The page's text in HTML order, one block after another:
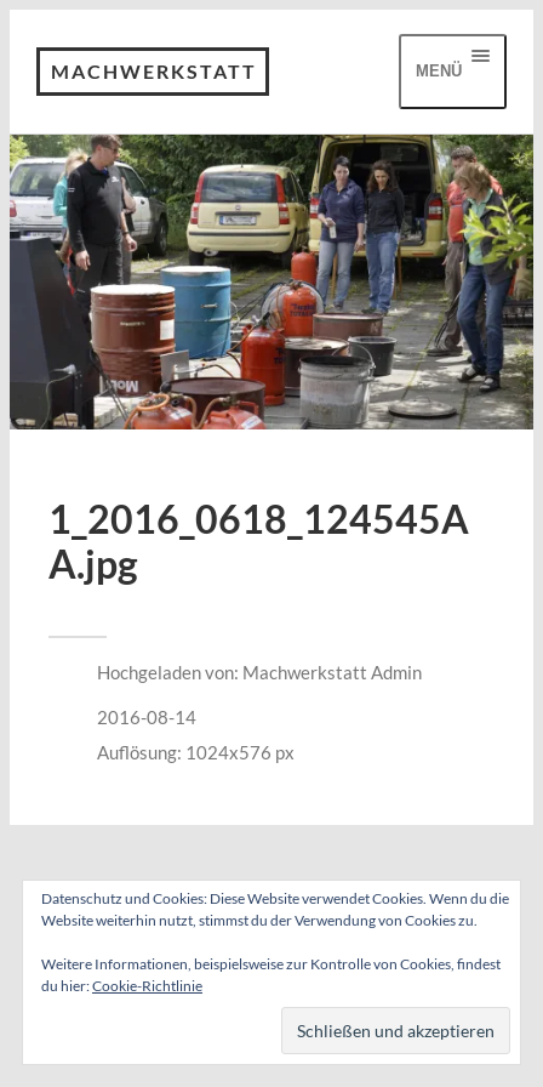
MACHWERKSTATT MENÜ
1_2016_0618_124545A
A.jpg
Hochgeladen von: Machwerkstatt Admin
2016-08-14
Auflösung: 1024x576 px
Datenschutz und Cookies: Diese Website verwendet Cookies. Wenn du die
Website weiterhin nutzt, stimmst du der Verwendung von Cookies zu.
Weitere Informationen, beispielsweise zur Kontrolle von Cookies, findest
du hier:Cookie-Richtlinie